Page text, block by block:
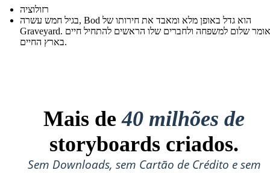
רזולוציה
בגיל חמש עשרה, Bod הוא גדל באופן מלא ומאבד את חירותו של
Graveyard. הוא אומר שלום למשפחה ולחברים שלו הראשים להתחיל חיים
בארץ החיים.
Mais de40 milhões de
storyboards criados.
Sem Downloads, sem Cartão de Crédito e sem